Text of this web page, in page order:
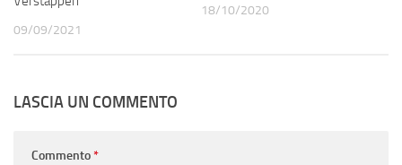
09/09/2021
18/10/2020
LASCIA UN COMMENTO
Commento*